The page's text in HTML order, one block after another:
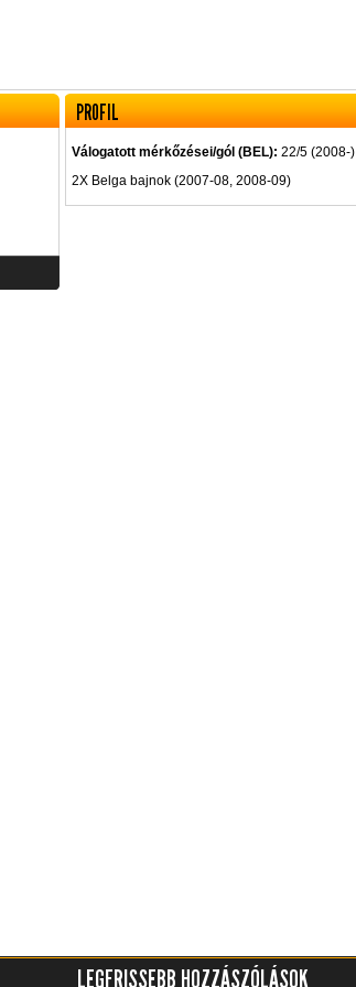
PROFIL
Válogatott mérkőzései/gól (BEL): 22/5 (2008-)
2X Belga bajnok (2007-08, 2008-09)
LEGFRISSEBB HOZZÁSZÓLÁSOK